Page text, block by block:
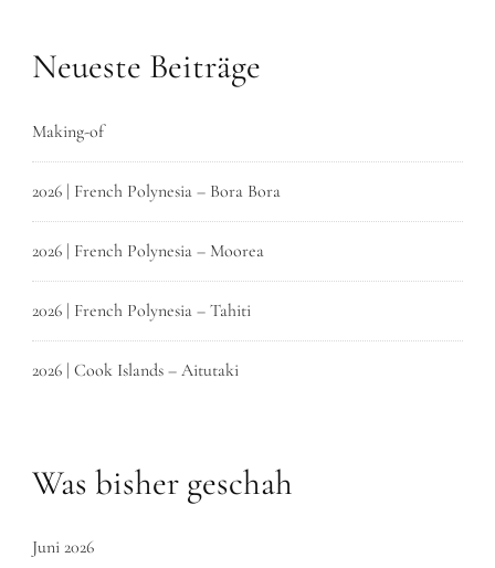
Neueste Beiträge
Making-of
2026 | French Polynesia – Bora Bora
2026 | French Polynesia – Moorea
2026 | French Polynesia – Tahiti
2026 | Cook Islands – Aitutaki
Was bisher geschah
Juni 2026